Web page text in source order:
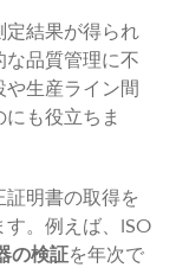
結果が得られ
品質管理に不
生産ライン間
も役立ちま
明書の取得を
。例えば、ISO
の検証を年次で